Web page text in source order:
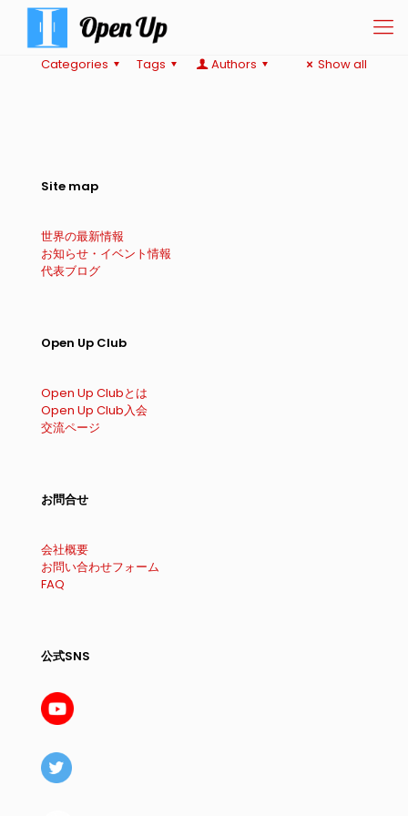
Categories Tags Authors Show all
Site map
世界の最新情報
お知らせ・イベント情報
代表ブログ
Open Up Club
Open Up Clubとは
Open Up Club入会
交流ページ
お問合せ
会社概要
お問い合わせフォーム
FAQ
公式SNS